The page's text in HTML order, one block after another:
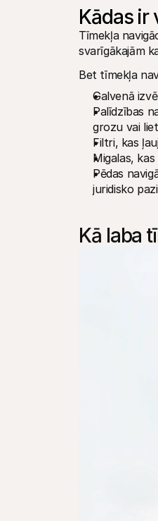
Kādas ir
Tīmekļa
svarīgākajām
Bet tīmekļa
Galvenā
Palīdzības
grozu vai
Filtri, kas
Migalas,
Pēdas
juridisko
Kā laba